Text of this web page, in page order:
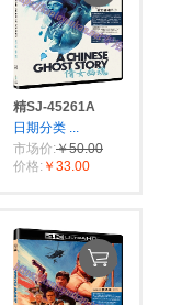
精SJ-45261A
日期分类 ...
市场价:￥50.00
价格: ￥33.00